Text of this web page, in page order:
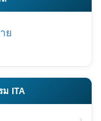
ย
ITA